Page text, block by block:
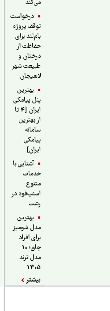
درخواست
توقف پروژه
بام‌لند برای
حفاظت از
درختان و
طبیعت شهر
لاهیجان
بهترین
پنل پیامکی
ایران [4 تا
از بهترین
سامانه
پیامکی
آشنایی با
خدمات
اسنپ‌فود در
بهترین
مدل شومیز
برای افراد
چاق؛ 10
مدل ترند